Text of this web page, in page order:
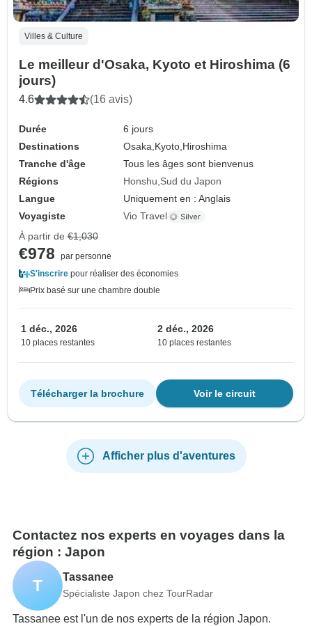
Villes & Culture
Le meilleur d'Osaka, Kyoto et Hiroshima (6
jours)
4.6 (16 avis)
Durée
6 jours
Destinations
Osaka,Kyoto,Hiroshima
Tranche d'âge
Tous les âges sont bienvenus
Régions
Honshu Sud du Japon
Langue
Uniquement en : Anglais
Voyagiste
Vio Travel
À partir de €1,030
€978
par personne
S'inscrire pour réaliser des économies
Prix basé sur une chambre double
1 déc., 2026
10 places restantes
2 déc., 2026
10 places restantes
Voir le circuit
Télécharger la brochure
Afficher plus d'aventures
Contactez nos experts en voyages dans la
région : Japon
T Tassanee
Spécialiste Japon chez TourRadar
Tassanee est l'un de nos experts de la région Japon.